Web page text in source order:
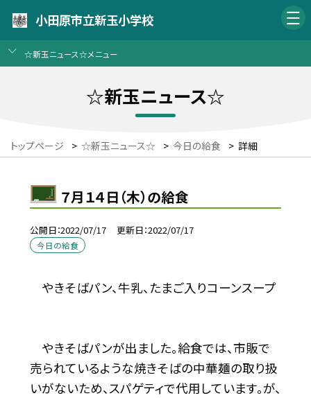
小田原市立新玉小学校
☆新玉ニュース☆メニュー
☆新玉ニュース☆
トップページ > ☆新玉ニュース☆ > 今日の給食 > 詳細
７月１４日（木）の給食
公開日 2022/07/17 更新日 2022/07/17
今日の給食
やきそばパン、牛乳、たまご入りコーンスープ
やきそばパンが出ました。給食では、市販で
売られているような焼きそばの中華麺の取り扱
いがないため、スパゲティで代用しています。が、